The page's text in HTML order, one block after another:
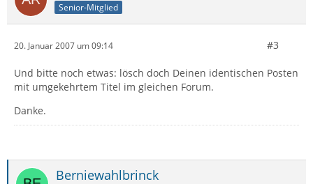
Senior-Mitglied
20. Januar 2007 um 09:14 #3
Und bitte noch etwas: lösch doch Deinen identischen Posten
mit umgekehrtem Titel im gleichen Forum.
Danke.
Berniewahlbrinck